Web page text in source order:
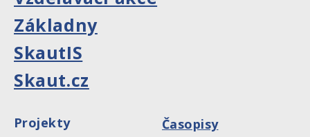
Základny
SkautIS
Skaut.cz
Projekty Časopisy